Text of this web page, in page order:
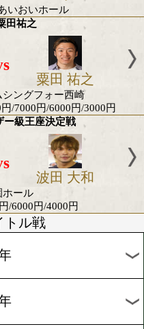
ォルニア州アナハイム
大吾 復帰戦
vs
ジェイソン
ナオブラ
後楽園ホール
円/8000円/6000円/4000
イ級タイトルマッチ
vs
ローランド
イ
谷市あいおいホール